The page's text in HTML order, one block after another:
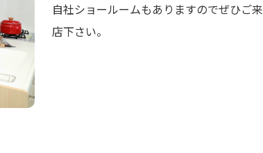
自社ショールームもありますのでぜひご来
店下さい。